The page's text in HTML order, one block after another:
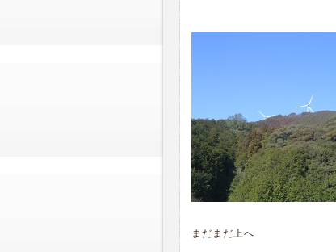
まだまだ上へ